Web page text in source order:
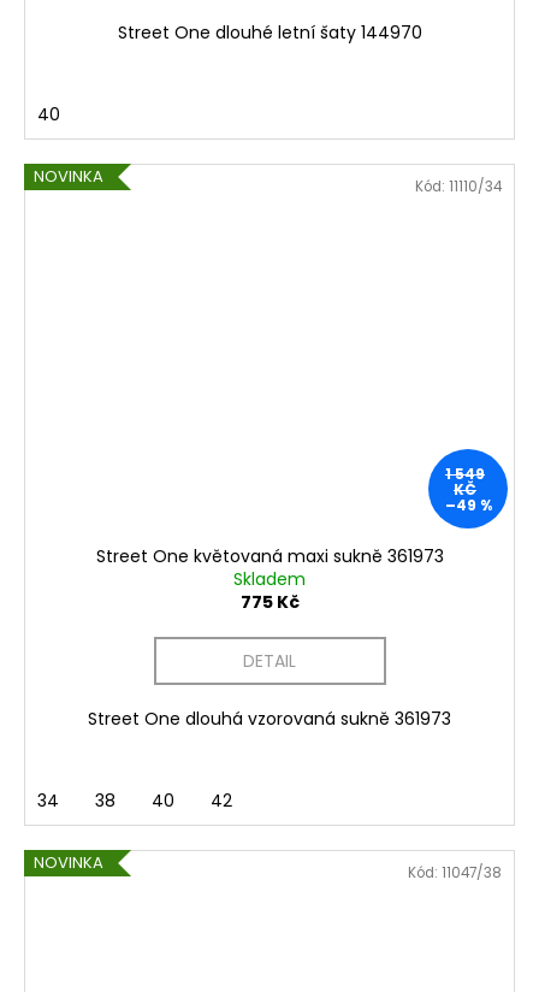
Street One dlouhé letní šaty 144970
40
NOVINKA
1 549
KČ
–49 %
Street One květovaná maxi sukně 361973
Skladem
775 Kč
DETAIL
Street One dlouhá vzorovaná sukně 361973
34 38 40 42
Kód: 11110/34
NOVINKA Kód: 11047/38